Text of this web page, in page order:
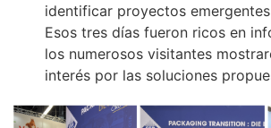
identificar proyectos
Esos tres días fueron ricos en
los numerosos visitantes
interés por las soluciones